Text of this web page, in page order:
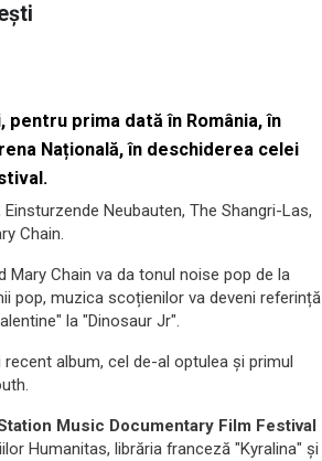
prima dată în România, în
Națională, în deschiderea celei
Neubauten, The Shangri-Las,
Chain.
Mary Chain va da tonul noise pop de la
pop, muzica scoțienilor va deveni referință
la "Dinosaur Jr".
album, cel de-al optulea și primul
Music Documentary Film Festival
Humanitas, librăria franceză "Kyralina" și